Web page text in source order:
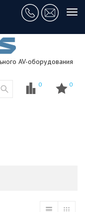
AV-оборудования
0 0